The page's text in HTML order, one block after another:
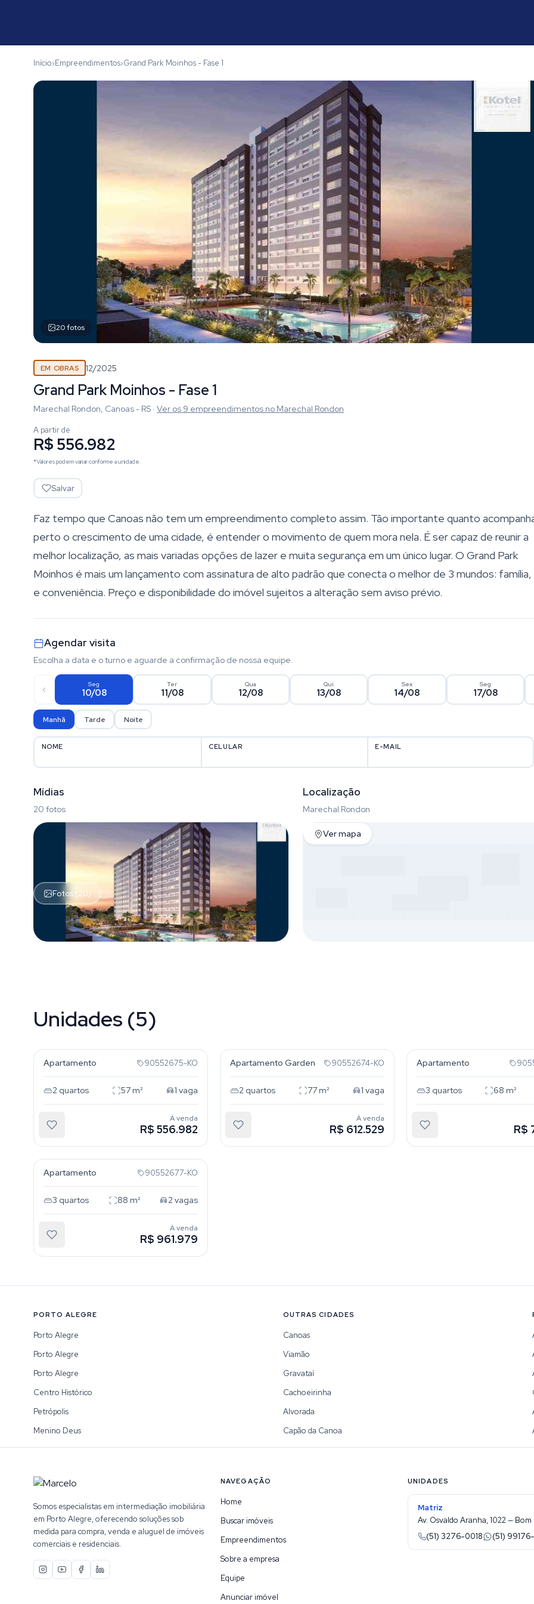
Início›Empreendimentos›Grand Park Moinhos - Fase 1
20fotos
EM OBRAS 12/2025
Grand Park Moinhos - Fase 1
Marechal Rondon, Canoas - RS · Ver os 9 empreendimentos no Marechal Rondon
A partir de
R$ 556.982
*Valores podem variar conforme a unidade.
Salvar
Faz tempo que Canoas não tem um empreendimento completo assim. Tão importante quanto
perto o crescimento de uma cidade, é entender o movimento de quem mora nela. É ser capaz de reunir a
melhor localização, as mais variadas opções de lazer e muita segurança em um único lugar. O Grand Park
Moinhos é mais um lançamento com assinatura de alto padrão que conecta o melhor de 3 mundos: família,
e conveniência. Preço e disponibilidade do imóvel sujeitos a alteração sem aviso prévio.
Agendar visita
Escolha a data e o turno e aguarde a confirmação de nossa equipe.
Seg
10/08
Ter
11/08
Qua
12/08
Qui
13/08
Sex
14/08
Seg
17/08
Manhã Tarde Noite
NOME CELULAR E-MAIL
Mídias
20 fotos
Fotos (20)
Localização
Marechal Rondon
Ver mapa
Unidades (5)
Apartamento 90552675-KO
2 quartos 57 m² 1 vaga
À venda
R$ 556.982
Apartamento Garden 90552674-KO
2 quartos 77 m² 1 vaga
À venda
R$ 612.529
Apartamento
3 quartos 68 m²
R$
Marechal Rondon
Apartamento 90552677-KO
3 quartos 88 m² 2vagas
À venda
R$ 961.979
PORTO ALEGRE
Porto Alegre
Porto Alegre
Porto Alegre
Centro Histórico
Petrópolis
Menino Deus
OUTRAS CIDADES
Canoas
Viamão
Gravataí
Cachoeirinha
Alvorada
Capão da Canoa
Somos especialistas em intermediação imobiliária
em Porto Alegre, oferecendo soluções sob
medida para compra, venda e aluguel de imóveis
comerciais e residenciais.
NAVEGAÇÃO
Home
Buscar imóveis
Empreendimentos
Sobre a empresa
Equipe
Anunciar imóvel
UNIDADES
Matriz
Av. Osvaldo Aranha, 1022 —
(51) 3276-0018
(51)